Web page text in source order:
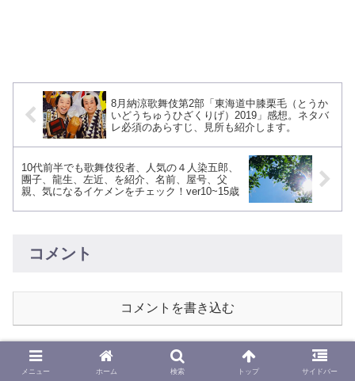
8月納涼歌舞伎第2部「東海道中膝栗毛（とうか
いどうちゅうひざくりげ）2019」感想。ネタバ
レ必須のあらすじ、見所も紹介します。
10代前半でも歌舞伎役者、人気の４人染五郎、
團子、龍生、左近、を紹介、名前、屋号、父
親、気になるイケメンをチェック！ver10~15歳
コメント
コメントを書き込む
ホーム 歌舞伎役者
メニュー ホーム 検索 トップ サイドバー